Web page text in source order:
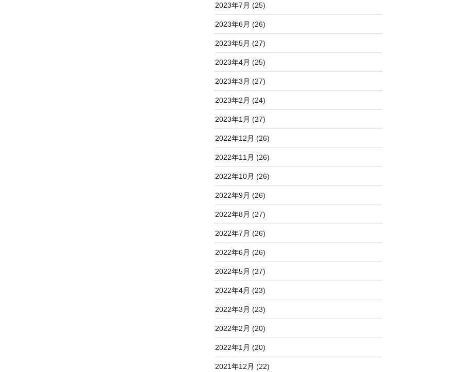
2023年7月 (25)
2023年6月 (26)
2023年5月 (27)
2023年4月 (25)
2023年3月 (27)
2023年2月 (24)
2023年1月 (27)
2022年12月 (26)
2022年11月 (26)
2022年10月 (26)
2022年9月 (26)
2022年8月 (27)
2022年7月 (26)
2022年6月 (26)
2022年5月 (27)
2022年4月 (23)
2022年3月 (23)
2022年2月 (20)
2022年1月 (20)
2021年12月 (22)